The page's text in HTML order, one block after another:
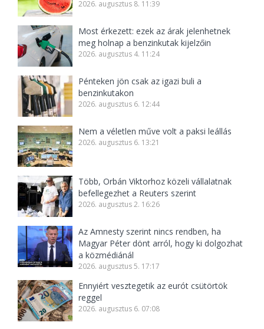
2026. augusztus 8. 11:39
Most érkezett: ezek az árak jelenhetnek
meg holnap a benzinkutak kijelzőin
2026. augusztus 4. 11:24
Pénteken jön csak az igazi buli a
benzinkutakon
2026. augusztus 6. 12:44
Nem a véletlen műve volt a paksi leállás
2026. augusztus 6. 13:21
Több, Orbán Viktorhoz közeli vállalatnak
befellegezhet a Reuters szerint
2026. augusztus 2. 16:26
Az Amnesty szerint nincs rendben, ha
Magyar Péter dönt arról, hogy ki dolgozhat
a közmédiánál
2026. augusztus 5. 17:17
Ennyiért vesztegetik az eurót csütörtök
reggel
2026. augusztus 6. 07:08